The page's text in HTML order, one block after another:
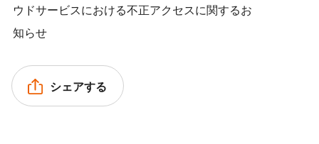
ウドサービスにおける不正アクセスに関するお
知らせ
シェアする